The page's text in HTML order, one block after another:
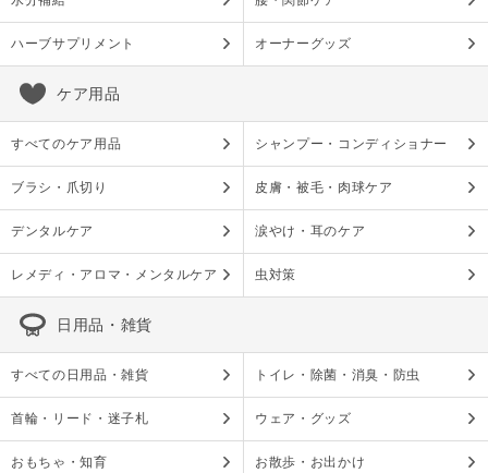
ハーブサプリメント オーナーグッズ
ケア用品
すべてのケア用品 シャンプー・コンディショナー
ブラシ・爪切り 皮膚・被毛・肉球ケア
デンタルケア 涙やけ・耳のケア
レメディ・アロマ・メンタルケア 虫対策
日用品・雑貨
すべての日用品・雑貨 トイレ・除菌・消臭・防虫
首輪・リード・迷子札 ウェア・グッズ
おもちゃ・知育 お散歩・お出かけ